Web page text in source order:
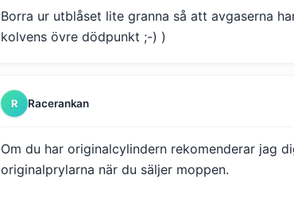
Borra ur utblåset lite granna så att avgaserna
kolvens övre dödpunkt ;-) )
R Racerankan
Om du har originalcylindern rekomenderar jag
originalprylarna när du säljer moppen.